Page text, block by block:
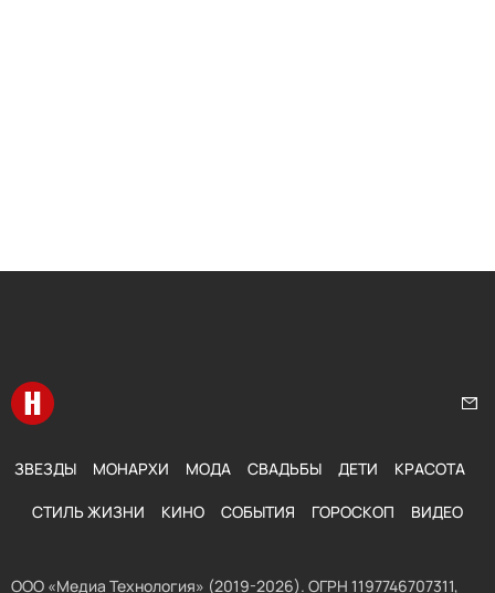
Перейти на главную
ЗВЕЗДЫ МОНАРХИ МОДА СВАДЬБЫ ДЕТИ КРАСОТА
СТИЛЬ ЖИЗНИ КИНО СОБЫТИЯ ГОРОСКОП ВИДЕО
ООО «Медиа Технология» (2019-2026). ОГРН 1197746707311,